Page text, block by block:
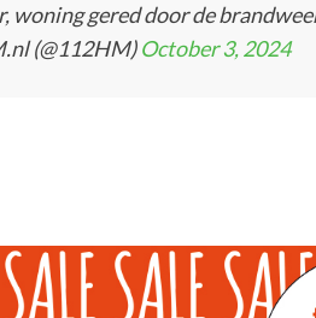
woning gered door de
(@112HM)October 3, 2024